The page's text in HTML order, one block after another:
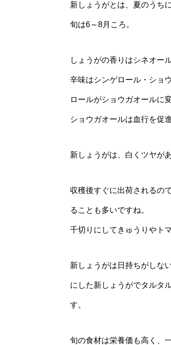
新しょうがとは、夏のうち
旬は6～8月ころ。
しょうがの香りはシネオー
辛味はシンゲロール・ショ
ロールがショウガオールに
ショウガオールは血行を促
新しょうがは、白くツヤが
収穫後すぐに出荷されるの
ることも多いですね。
千切りにしてきゅうりやト
新しょうがは日持ちがしな
にした新しょうがでタルタ
す。
旬の食材は栄養価も高く、